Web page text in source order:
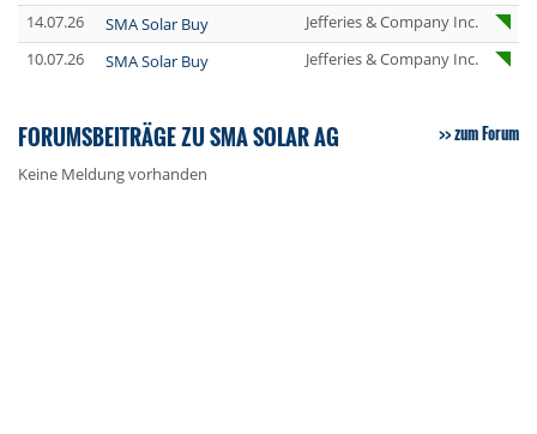
14.07.26
SMA Solar Buy
Jefferies & Company Inc.
10.07.26
SMA Solar Buy Jefferies & Company Inc.
FORUMSBEITRÄGE ZU SMA SOLAR AG zum Forum
Keine Meldung vorhanden